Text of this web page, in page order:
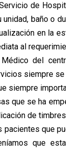
de
baño o
en la
al
del
siempre
siempre
que se ha
de
que
que